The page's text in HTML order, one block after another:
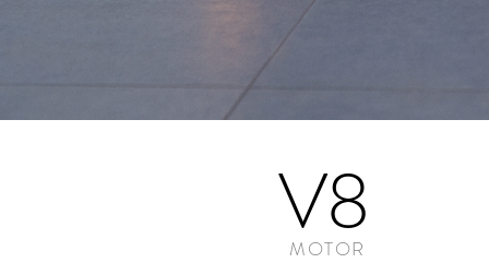
MOTOR
V8